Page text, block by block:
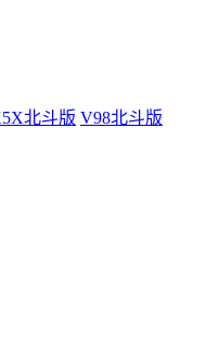
北斗版 V98北斗版